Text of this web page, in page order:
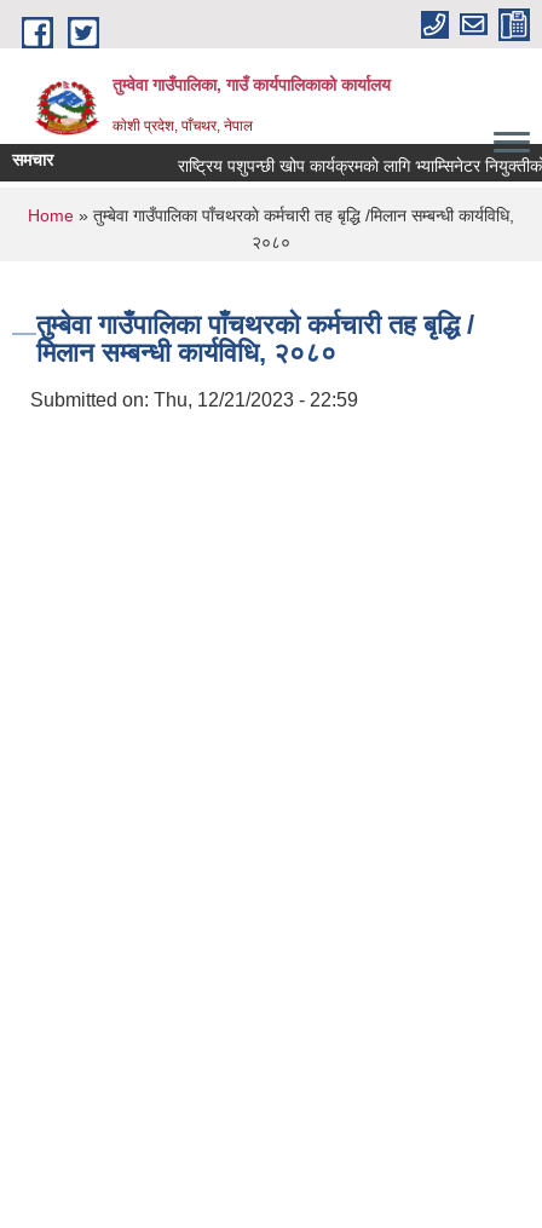
Skip to main content
तुम्वेवा गाउँपालिका, गाउँ कार्यपालिकाको कार्यालय
काेशी प्रदेश, पाँचथर, नेपाल
समचार राष्ट्रिय पशुपन्छी खोप कार्यक्रमकाे लागि भ्याम्सिनेटर
You are here
Home » तुम्बेवा गाउँपालिका पाँचथरकाे कर्मचारी तह बृद्धि /मिलान सम्बन्धी कार्यविधि,
२०८०
तुम्बेवा गाउँपालिका पाँचथरकाे कर्मचारी तह बृद्धि /
मिलान सम्बन्धी कार्यविधि, २०८०
Submitted on: Thu, 12/21/2023 - 22:59